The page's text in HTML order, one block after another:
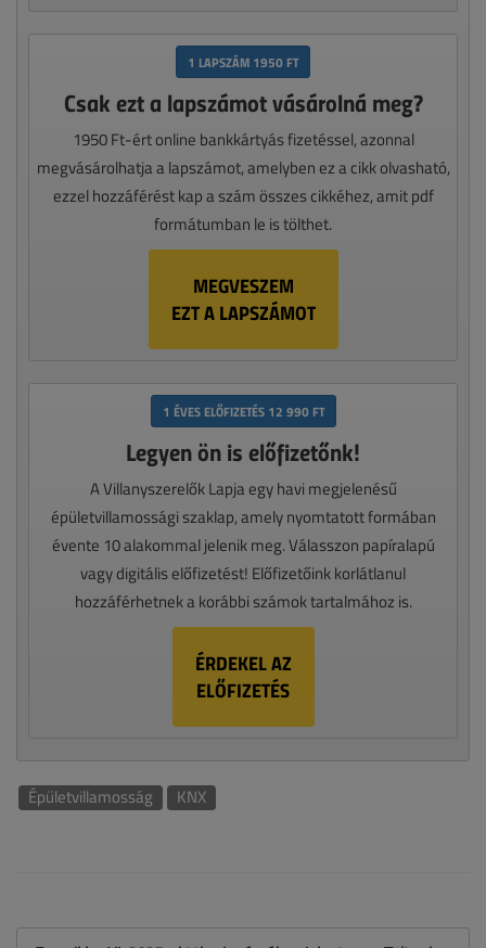
1 LAPSZÁM 1950 FT
Csak ezt a lapszámot vásárolná meg?
1950 Ft-ért online bankkártyás fizetéssel, azonnal
megvásárolhatja a lapszámot, amelyben ez a cikk olvasható,
ezzel hozzáférést kap a szám összes cikkéhez, amit pdf
formátumban le is tölthet.
MEGVESZEM
EZT A LAPSZÁMOT
1 ÉVES ELŐFIZETÉS 12 990 FT
Legyen ön is előfizetőnk!
A Villanyszerelők Lapja egy havi megjelenésű
épületvillamossági szaklap, amely nyomtatott formában
évente 10 alakommal jelenik meg. Válasszon papíralapú
vagy digitális előfizetést! Előfizetőink korlátlanul
hozzáférhetnek a korábbi számok tartalmához is.
ÉRDEKEL AZ
ELŐFIZETÉS
Épületvillamosság KNX